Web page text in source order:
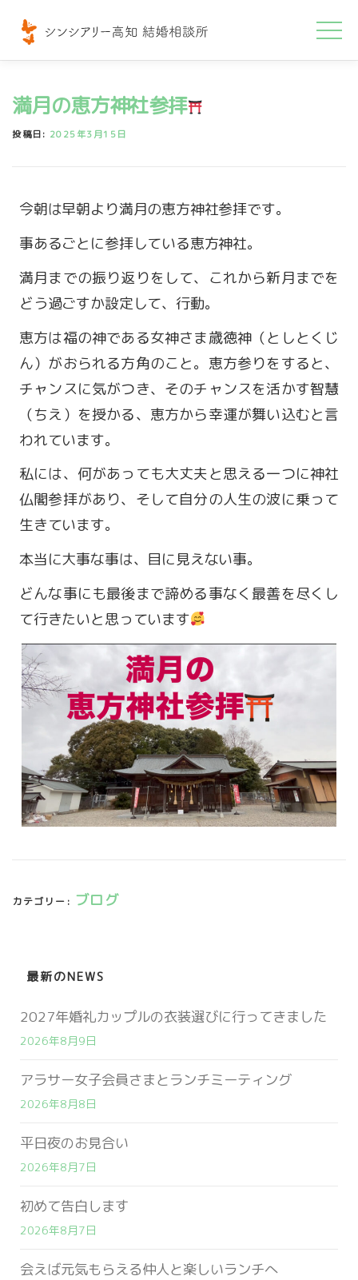
テ
へ
営業時間 9:00～18:00
定休日 火・水曜日
お問い合わせ
満月の恵方神社参拝
投稿日: 2025年3月15日
今朝は早朝より満月の恵方神社参拝です。
事あるごとに参拝している恵方神社。
満月までの振り返りをして、これから新月までを
どう過ごすか設定して、行動。
恵方は福の神である女神さま歳徳神（としとくじ
ん）がおられる方角のこと。恵方参りをすると、
チャンスに気がつき、そのチャンスを活かす智慧
（ちえ）を授かる、恵方から幸運が舞い込むと言
われています。
私には、何があっても大丈夫と思える一つに神社
仏閣参拝があり、そして自分の人生の波に乗って
生きています。
本当に大事な事は、目に見えない事。
どんな事にも最後まで諦める事なく最善を尽くし
て行きたいと思っています
カテゴリー: ブログ
最新のNEWS
2027年婚礼カップルの衣装選びに行ってきました
2026年8月9日
アラサー女子会員さまとランチミーティング
2026年8月8日
平日夜のお見合い
2026年8月7日
初めて告白します
2026年8月7日
会えば元気もらえる仲人と楽しいランチへ